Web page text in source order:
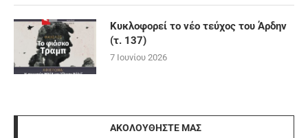
Κυκλοφορεί το νέο τεύχος του Άρδην
(τ. 137)
7 Ιουνίου 2026
ΑΚΟΛΟΥΘΉΣΤΕ ΜΑΣ